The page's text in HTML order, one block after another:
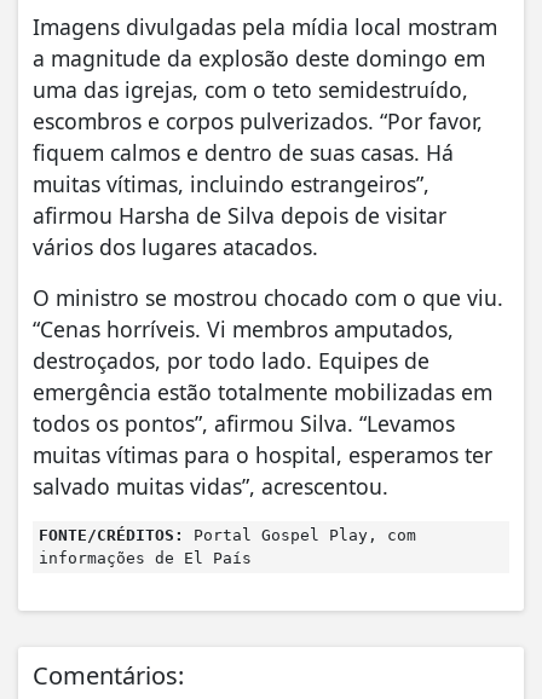
Imagens divulgadas pela mídia local mostram
a magnitude da explosão deste domingo em
uma das igrejas, com o teto semidestruído,
escombros e corpos pulverizados. “Por favor,
fiquem calmos e dentro de suas casas. Há
muitas vítimas, incluindo estrangeiros”,
afirmou Harsha de Silva depois de visitar
vários dos lugares atacados.
O ministro se mostrou chocado com o que viu.
“Cenas horríveis. Vi membros amputados,
destroçados, por todo lado. Equipes de
emergência estão totalmente mobilizadas em
todos os pontos”, afirmou Silva. “Levamos
muitas vítimas para o hospital, esperamos ter
salvado muitas vidas”, acrescentou.
FONTE/CRÉDITOS:
Portal Gospel Play, com
informações de El País
Comentários: